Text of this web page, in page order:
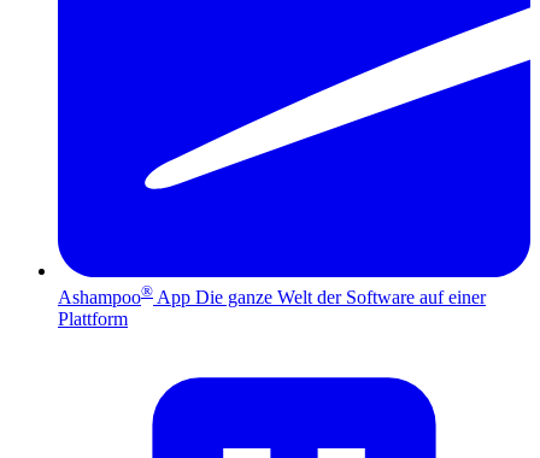
Ashampoo® App Die ganze Welt der Software auf einer
Plattform